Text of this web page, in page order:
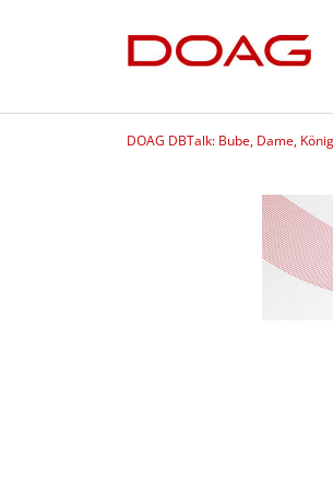
DOAG DBTalk: Bube, Dame,